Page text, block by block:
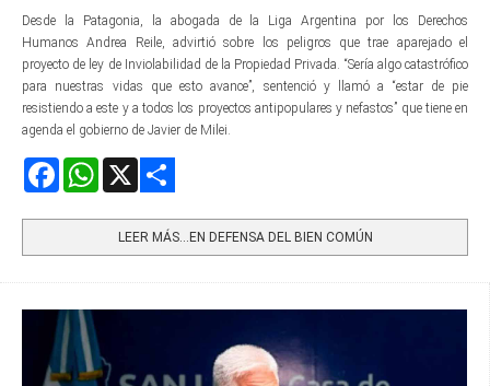
Desde la Patagonia, la abogada de la Liga Argentina por los Derechos
Humanos Andrea Reile, advirtió sobre los peligros que trae aparejado el
proyecto de ley de Inviolabilidad de la Propiedad Privada. “Sería algo catastrófico
para nuestras vidas que esto avance”, sentenció y llamó a “estar de pie
resistiendo a este y a todos los proyectos antipopulares y nefastos” que tiene en
agenda el gobierno de Javier de Milei.
FacebookWhatsApp
LEER MÁS…EN DEFENSA DEL BIEN COMÚN